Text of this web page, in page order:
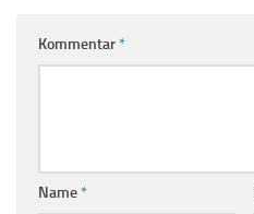
Kommentar*
Name*